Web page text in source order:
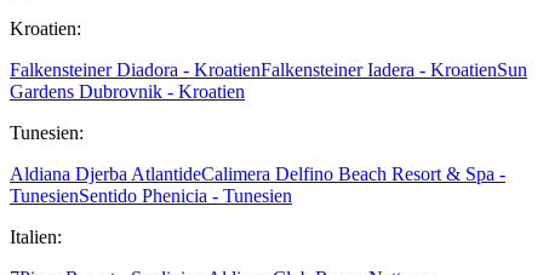
Kroatien:
Falkensteiner Diadora - KroatienFalkensteiner Iadera - KroatienSun
Gardens Dubrovnik - Kroatien
Tunesien:
Aldiana Djerba AtlantideCalimera Delfino Beach Resort & Spa -
TunesienSentido Phenicia - Tunesien
Italien: